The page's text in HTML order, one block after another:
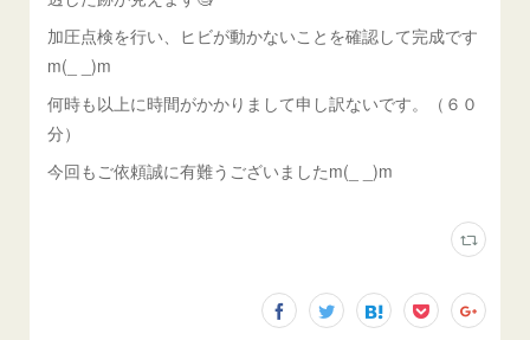
加圧点検を行い、ヒビが動かないことを確認して完成です
m(_ _)m
何時も以上に時間がかかりまして申し訳ないです。（６０
分）
今回もご依頼誠に有難うございましたm(_ _)m